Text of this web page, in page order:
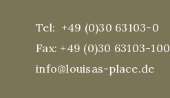
Tel: +49 (0)30 63103-0
Fax: +49 (0)30 63103-100
info@louisas-place.de